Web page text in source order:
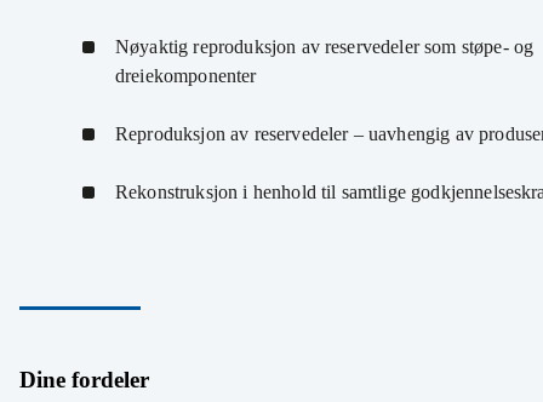
Nøyaktig reproduksjon av reservedeler som støpe- og
dreiekomponenter
Reproduksjon av reservedeler – uavhengig av
Rekonstruksjon i henhold til samtlige
Dine fordeler